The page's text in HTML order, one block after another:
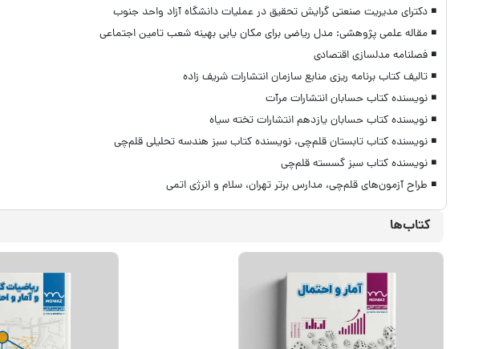
◾ دکترای مدیریت صنعتی گرایش تحقیق در عملیات دانشگاه آزاد واحد جنوب
◾ مقاله علمی پژوهشی: مدل ریاضی برای مکان یابی بهینه شعب تامین اجتماعی
◾ فصلنامه مدلسازی اقتصادی
◾ تالیف کتاب برنامه ریزی منابع سازمان انتشارات شریف زاده
◾ نویسنده کتاب حسابان انتشارات مرآت
◾ نویسنده کتاب حسابان یازدهم انتشارات تخته سیاه
◾ نویسنده کتاب تابستان قلم‌چی، نویسنده کتاب سبز هندسه تحلیلی قلم‌چی
◾ نویسنده کتاب سبز گسسته قلم‌چی
◾ طراح آزمون‌های قلم‌چی، مدارس برتر تهران، سلام و انرژی اتمی
کتاب‌ها